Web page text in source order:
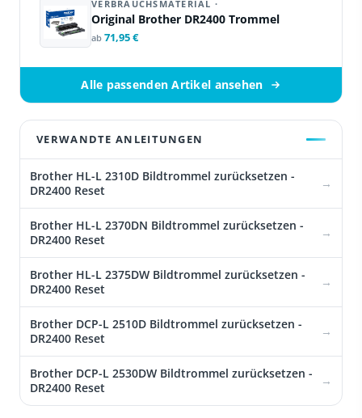
VERBRAUCHSMATERIAL ·
Original Brother DR2400 Trommel
ab 71,95 €
Alle passenden Artikel ansehen
VERWANDTE ANLEITUNGEN
Brother HL-L 2310D Bildtrommel zurücksetzen -
DR2400 Reset
Brother HL-L 2370DN Bildtrommel zurücksetzen -
DR2400 Reset
Brother HL-L 2375DW Bildtrommel zurücksetzen -
DR2400 Reset
Brother DCP-L 2510D Bildtrommel zurücksetzen -
DR2400 Reset
Brother DCP-L 2530DW Bildtrommel zurücksetzen -
DR2400 Reset